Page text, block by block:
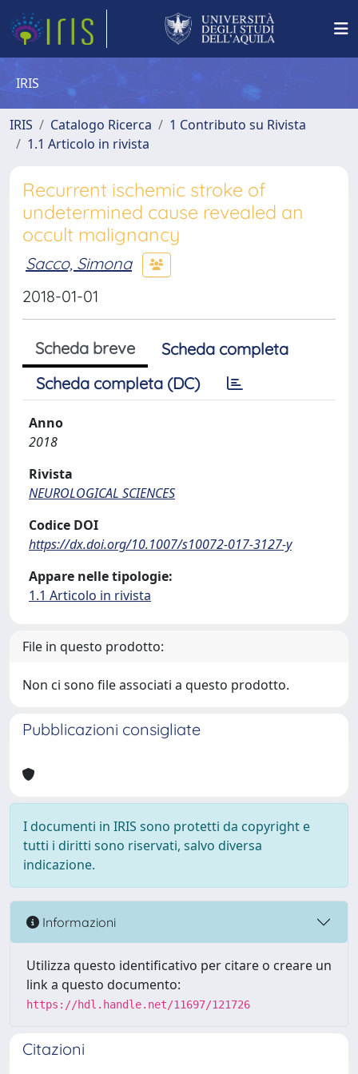
IRIS
IRIS Catalogo Ricerca
1 Contributo su Rivista
1.1 Articolo in rivista
Recurrent ischemic stroke of
undetermined cause revealed an
occult malignancy
Sacco, Simona
2018-01-01
Scheda breve
Scheda completa
Scheda completa (DC)
Anno
2018
Rivista
NEUROLOGICAL SCIENCES
Codice DOI
https://dx.doi.org/10.1007/s10072-017-3127-y
Appare nelle tipologie:
1.1 Articolo in rivista
File in questo prodotto:
Non ci sono file associati a questo prodotto.
Pubblicazioni consigliate
I documenti in IRIS sono protetti da copyright e
tutti i diritti sono riservati, salvo diversa
indicazione.
Informazioni
Utilizza questo identificativo per citare o creare un
link a questo documento:
https://hdl.handle.net/11697/121726
Citazioni